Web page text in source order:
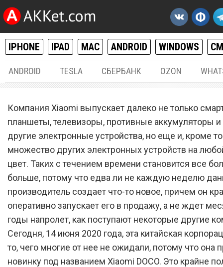
IPHONE IPAD MAC ANDROID WINDOWS
ANDROID TESLA СБЕРБАНК OZON
Xiaomi DOCO –
вентилятор с функцией
увлажнения воздуха
Компания Xiaomi выпускает далеко не только
планшеты, телевизоры, противные аккумуляторы
другие электронные устройства, но еще и, кроме
множество других электронных устройств на
цвет. Таких с течением времени становится все
больше, потому что едва ли не каждую неделю
производитель создает что-то новое, причем он
оперативно запускает его в продажу, а не ждет
годы напролет, как поступают некоторые другие
Сегодня, 14 июня 2020 года, эта китайская
то, чего многие от нее не ожидали, потому что она
новинку под названием Xiaomi DOCO. Это крайне